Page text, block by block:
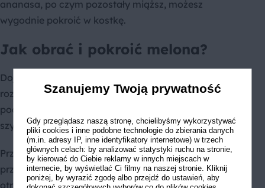
ananasa, po czym pozostały miąższ, możesz
wygodnie pokroić w kostkę.
Jak obrać i pokroić melona?
Dojrzałego, idealnego do spożycia melona najłatwiej
rozpoznać po intensywnym zapachu i dość miękkim,
poddającym się pod naciskiem palca miejscu przy
szypułce.
Przed obraniem, koniecznie umyj melona. Następnie
przekrój go na pół wzdłuż dłuższej części. Z każdej z
otrzymanych połówek przy pomocy łyżki dokładnie,
Szanujemy Twoją prywatność
Gdy przeglądasz naszą stronę, chcielibyśmy wykorzystywać
pliki cookies i inne podobne technologie do zbierania danych
(m.in. adresy IP, inne identyfikatory internetowe) w trzech
głównych celach: by analizować statystyki ruchu na stronie,
by kierować do Ciebie reklamy w innych miejscach w
internecie, by wyświetlać Ci filmy na naszej stronie. Kliknij
poniżej, by wyrazić zgodę albo przejdź do ustawień, aby